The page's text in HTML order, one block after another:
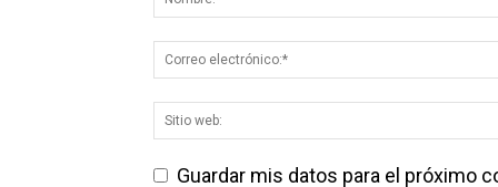
Guardar mis datos para el próximo